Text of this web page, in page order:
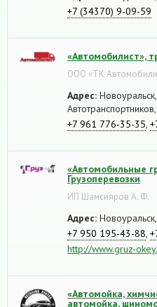
+7 (34370) 9-09-59
«Автомобилист»,
ООО «ТК
Адрес:
+7 961 776-35-35
«Автомобильные
Грузоперевозки
ИП Шамсияров А. Ф.
Адрес:
+7 950 195-43-88
http://www.gruz-
«Автомойка,
автомойка,